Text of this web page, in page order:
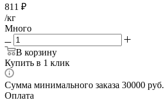
811 ₽
/кг
Много
В корзину
Купить в 1 клик
Сумма минимального заказа 30000 руб.
Оплата